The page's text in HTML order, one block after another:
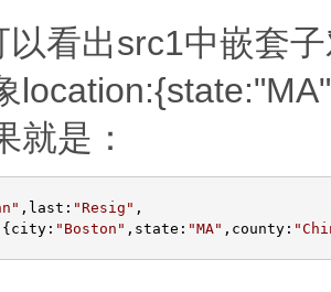
看出src1中嵌套子
就是：
" ,last: " Resig " ,
" Boston " ,state: "MA" ,county: "